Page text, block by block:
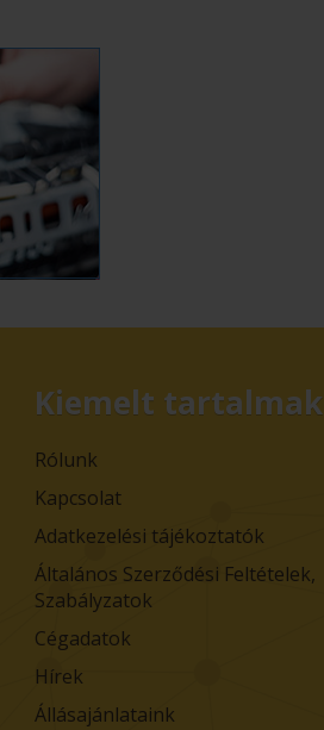
Kiemelt tartalmak
Rólunk
Kapcsolat
Adatkezelési tájékoztatók
Általános Szerződési Feltételek,
Szabályzatok
Cégadatok
Hírek
Állásajánlataink